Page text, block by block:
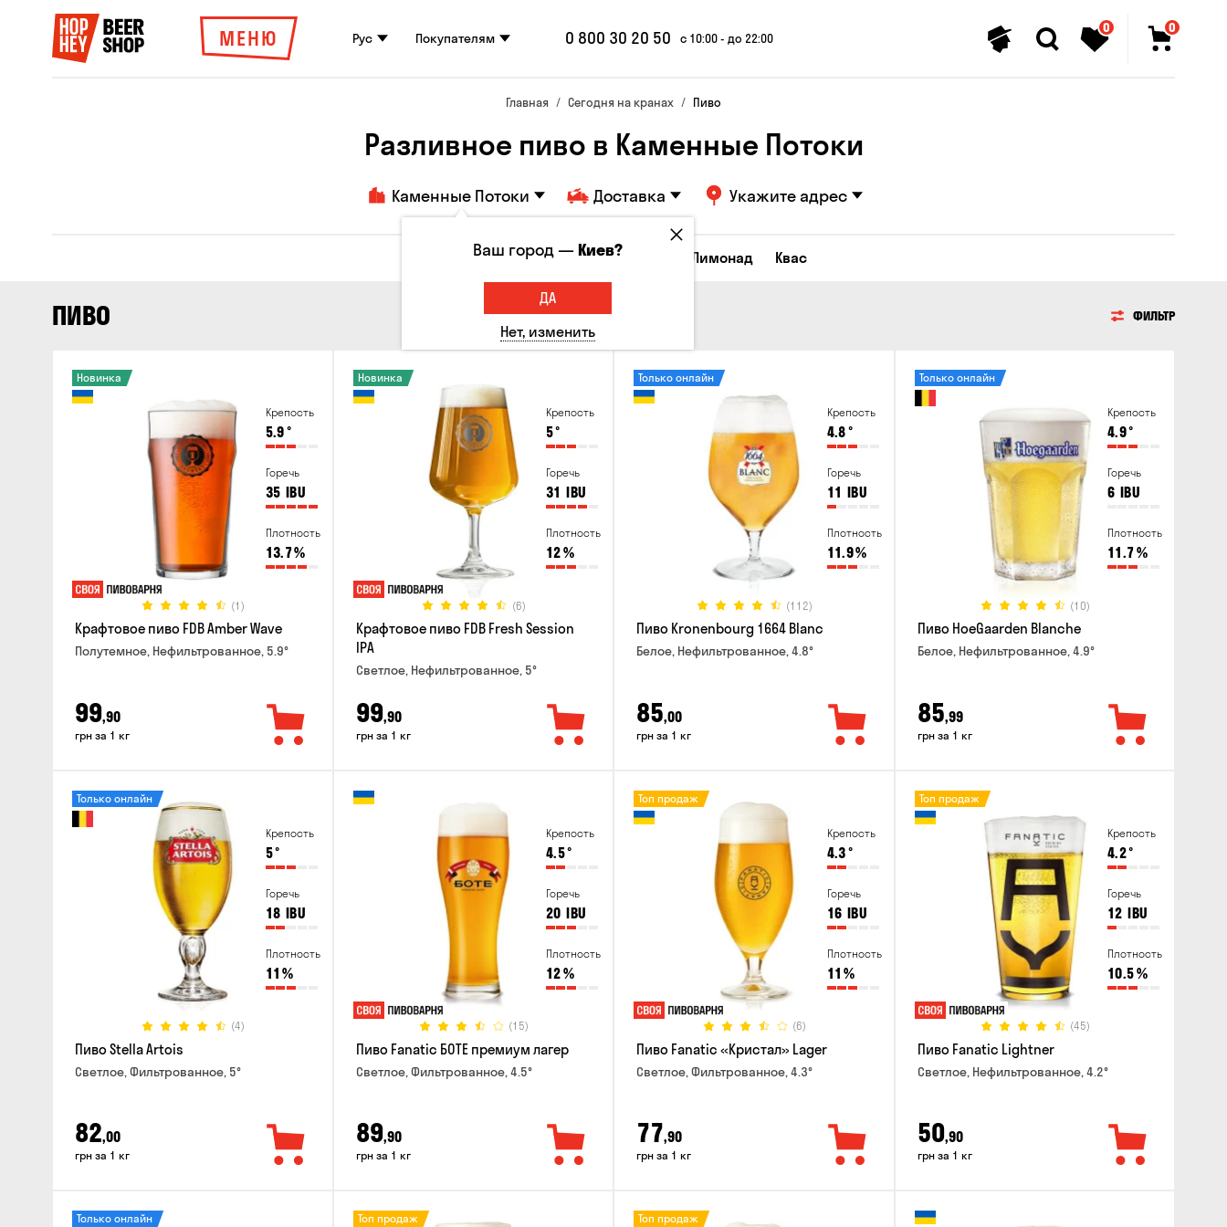
МЕНЮ Рус Покупателям 0 800 30 20 50 с 10:00 - до 22:00
0 0
Главная Сегодня на кранах Пиво
Разливное пиво в Каменные Потоки
Каменные Потоки Доставка Укажите адрес
Все товары Пиво Сидр Лимонад Квас
ПИВО ФИЛЬТР
Крепость
5.9°
Горечь
35 IBU
Плотность
13.7%
(1)
Новинка
Крафтовое пиво FDB Amber Wave
Полутемное, Нефильтрованное, 5.9°
99,90
грн за 1 кг
Крепость
5°
Горечь
31 IBU
Плотность
12%
(6)
Новинка
Крафтовое пиво FDB Fresh Session
IPA
Светлое, Нефильтрованное, 5°
99,90
грн за 1 кг
Крепость
4.8°
Горечь
11 IBU
Плотность
11.9%
(112)
Только онлайн
Пиво Kronenbourg 1664 Blanc
Белое, Нефильтрованное, 4.8°
85,00
грн за 1 кг
Крепость
4.9°
Горечь
6 IBU
Плотность
11.7%
(10)
Только онлайн
Пиво HoeGaarden Blanche
Белое, Нефильтрованное, 4.9°
85,99
грн за 1 кг
Крепость
5°
Горечь
18 IBU
Плотность
11 %
(4)
Только онлайн
Пиво Stella Artois
Светлое, Фильтрованное, 5°
82,00
грн за 1 кг
Крепость
4.5°
Горечь
20 IBU
Плотность
12%
(15)
Пиво Fanatic БОТЕ премиум лагер
Светлое, Фильтрованное, 4.5°
89,90
грн за 1 кг
Крепость
4.3°
Горечь
16 IBU
Плотность
11 %
(6)
Топ продаж
Пиво Fanatic «Кристал» Lager
Светлое, Фильтрованное, 4.3°
77,90
грн за 1 кг
Крепость
4.2°
Горечь
12 IBU
Плотность
10.5%
(45)
Топ продаж
Пиво Fanatic Lightner
Светлое, Нефильтрованное, 4.2°
50,90
грн за 1 кг
Только онлайн Топ продаж Топ продаж
Ваш город —Киев?
ДА
Нет, изменить